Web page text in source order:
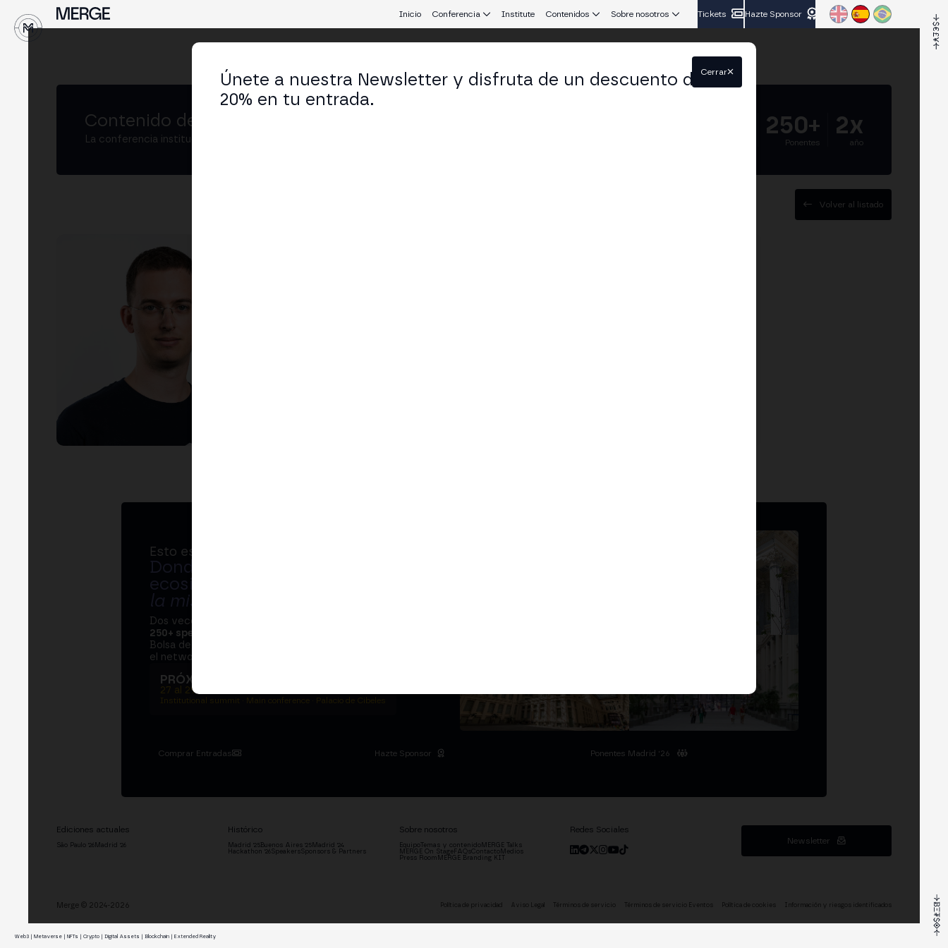
Inicio Conferencia Institute Contenidos Sobre nosotros Tickets Hazte Sponsor
Contenido de MERGE
La conferencia institucional de cripto y Web3 que conecta Europa y Latinoamérica.
250+
Ponentes
2x
año
Volver al listado
Esto es MERGE
Donde bancos, reguladores y el
ecosistema cripto se sientan en
la misma mesa
Dos veces al año, MERGE reúne a
250+ speakers
Bolsa de Madrid, dos jornadas en el Palacio de Cibeles y
el networking que mueve al sector.
PRÓXIMA EDICIÓN → MADRID
27 al 29 de octubre de 2026
Institutional summit · Main conference · Palacio de Cibeles
Comprar Entradas Hazte Sponsor Ponentes Madrid '26
Ediciones actuales
São Paulo '26 Madrid '26
Histórico
Madrid '25Buenos Aires '25Madrid '24
Hackathon '26 SpeakersSponsors & Partners
Sobre nosotros
EquipoTemas y contenidoMERGE Talks
MERGE On StageFAQsContactoMedios
Press Room MERGE Branding KIT
Redes Sociales
Newsletter
Únete a nuestra Newsletter y disfruta de un descuento del
20% en tu entrada.
Cerrar
Merge © 2024-2026 Política de privacidad Aviso Legal Términos de servicio Términos de servicio Eventos Política de cookies Información y riesgos identificados
Web3 | Metaverse | NFTs | Crypto | Digital Assets | Blockchain | Extended Reality